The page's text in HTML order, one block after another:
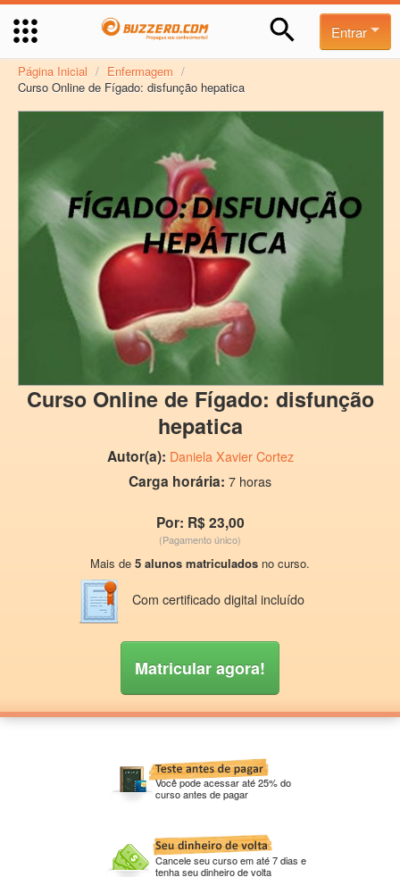
Entrar
Página Inicial / Enfermagem /
Curso Online de Fígado: disfunção hepatica
Curso Online de Fígado: disfunção
hepatica
Autor(a): Daniela Xavier Cortez
Carga horária: 7 horas
Por: R$ 23,00
(Pagamento único)
Mais de 5 alunos matriculados no curso.
Com certificado digital incluído
Matricular agora!
Você pode acessar até 25% do
curso antes de pagar
Cancele seu curso em até 7 dias e
tenha seu dinheiro de volta